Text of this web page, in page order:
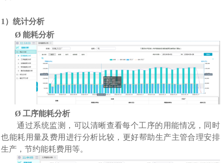
1 ）统计分析
Ø能耗分析
Ø工序能耗分析
通过系统监测，可以清晰查看每个工序的用能情况，同时
也能耗用量及费用进行分析比较，更好帮助生产主管合理安排
生产，节约能耗费用等。